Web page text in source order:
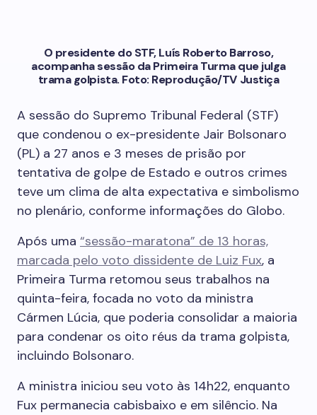
O presidente do STF, Luís Roberto Barroso,
acompanha sessão da Primeira Turma que julga
trama golpista. Foto: Reprodução/TV Justiça
A sessão do Supremo Tribunal Federal (STF)
que condenou o ex-presidente Jair Bolsonaro
(PL) a 27 anos e 3 meses de prisão por
tentativa de golpe de Estado e outros crimes
teve um clima de alta expectativa e simbolismo
no plenário, conforme informações do Globo.
Após uma “sessão-maratona” de 13 horas,
marcada pelo voto dissidente de Luiz Fux, a
Primeira Turma retomou seus trabalhos na
quinta-feira, focada no voto da ministra
Cármen Lúcia, que poderia consolidar a maioria
para condenar os oito réus da trama golpista,
incluindo Bolsonaro.
A ministra iniciou seu voto às 14h22, enquanto
Fux permanecia cabisbaixo e em silêncio. Na